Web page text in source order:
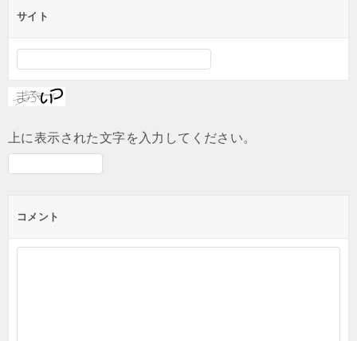
サイト
上に表示された文字を入力してください。
コメント